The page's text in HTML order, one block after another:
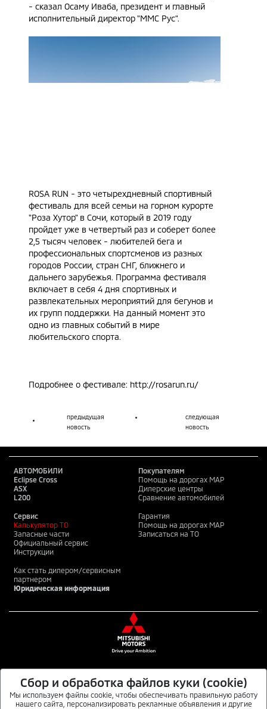
- сказал Осаму Иваба, президент и главный
исполнительный директор "ММС Рус".
ROSA RUN - это четырехдневный спортивный
фестиваль для всей семьи на горном курорте
"Роза Хутор" в Сочи, который в 2019 году
пройдет уже в четвертый раз и соберет более
2,5 тысяч человек - любителей бега и
профессиональных спортсменов из разных
городов России, стран СНГ, ближнего и
дальнего зарубежья. Программа фестиваля
включает в себя 4 дня спортивных и
развлекательных мероприятий для бегунов и
их групп поддержки. На данный момент это
одно из главных событий в мире
любительского спорта.
Подробнее о фестивале: http://rosarun.ru/
предыдущая
новость
следующая
новость
АВТОМОБИЛИ
Eclipse Cross
ASX
L200
Покупателям
Помощь на дорогах MAP
Дилерские центры
Сравнение автомобилей
Сервис
Калькулятор ТО
Запасные части
Официальный сервис
Инструкции
Гарантия
Помощь на дорогах MAP
Записаться на ТО
Как стать дилером/сервисным
партнером
Юридическая информация
MITSUBISHI MOTORS В СОЦИАЛЬНЫХ СЕТЯХ
Сбор и обработка файлов куки (cookie)
Мы используем файлы cookie, чтобы обеспечивать правильную работу
нашего сайта, персонализировать рекламные объявления и другие